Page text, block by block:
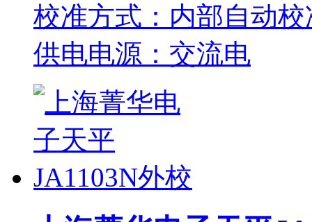
校准方式：内部自动校
供电电源：交流电